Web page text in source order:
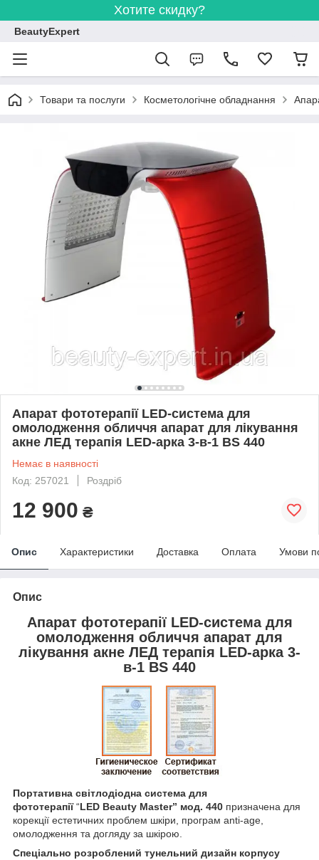
Хотите скидку?
BeautyExpert
Товари та послуги Косметологічне обладнання
Апарат фототерапії LED-система для
омолодження обличчя апарат для лікування
акне ЛЕД терапія LED-арка 3-в-1 BS 440
Немає в наявності
Код: 257021
Роздріб
12 900 ₴
Опис Характеристики Доставка Оплата Умови
Опис
Апарат фототерапії LED-система для
омолодження обличчя апарат для
лікування акне ЛЕД терапія LED-арка 3-
в-1 BS 440
Портативна світлодіодна система для
фототерапії“LED Beauty Master” мод. 440 призначена для
корекції естетичних проблем шкіри, програм anti-age,
омолодження та догляду за шкірою.
Спеціально розроблений тунельний дизайн корпусу